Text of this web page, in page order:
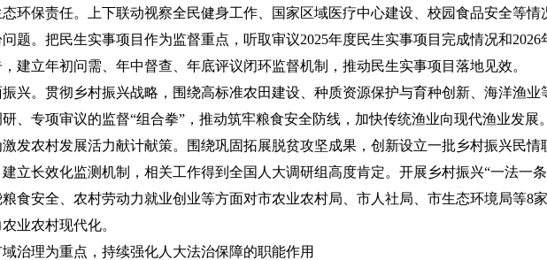
环保责任。上下联动视察全民健身工作、国家区域医疗中心建设、校园食品安全等情
题。把民生实事项目作为监督重点，听取审议2025年度民生实事项目完成情况和2026
建立年初问需、年中督查、年底评议闭环监督机制，推动民生实事项目落地见效。
兴。贯彻乡村振兴战略，围绕高标准农田建设、种质资源保护与育种创新、海洋渔业
、专项审议的监督“组合拳”，推动筑牢粮食安全防线，加快传统渔业向现代渔业发展
发农村发展活力献计献策。围绕巩固拓展脱贫攻坚成果，创新设立一批乡村振兴民情
立长效化监测机制，相关工作得到全国人大调研组高度肯定。开展乡村振兴“一法一
食安全、农村劳动力就业创业等方面对市农业农村局、市人社局、市生态环境局等8
业农村现代化。
治理为重点，持续强化人大法治保障的职能作用